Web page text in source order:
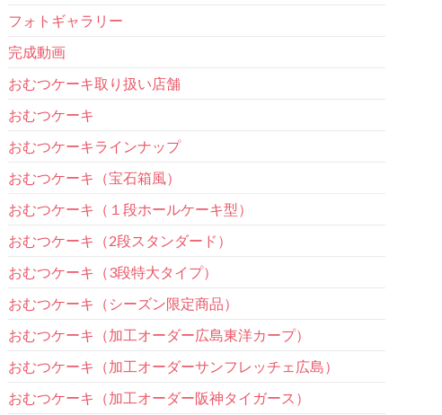
フォトギャラリー
完成動画
おむつケーキ取り扱い店舗
おむつケーキ
おむつケーキラインナップ
おむつケーキ（宝石箱風）
おむつケーキ（１段ホールケーキ型）
おむつケーキ（2段スタンダード）
おむつケーキ（3段特大タイプ）
おむつケーキ（シーズン限定商品）
おむつケーキ（加工オーダー広島東洋カープ）
おむつケーキ（加工オーダーサンフレッチェ広島）
おむつケーキ（加工オーダー阪神タイガース）